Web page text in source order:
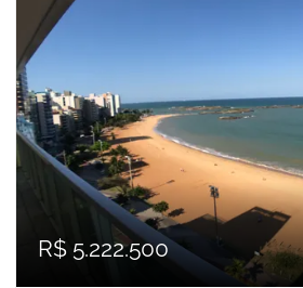
R$ 5.222.500